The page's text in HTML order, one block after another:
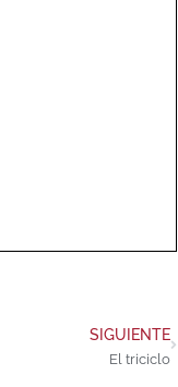
SIGUIENTE
El triciclo